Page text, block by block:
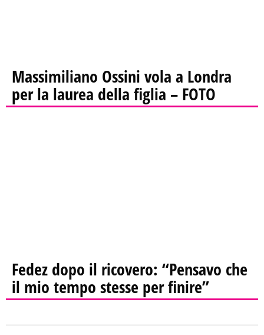
Massimiliano Ossini vola a Londra
per la laurea della figlia – FOTO
Fedez dopo il ricovero: “Pensavo che
il mio tempo stesse per finire”